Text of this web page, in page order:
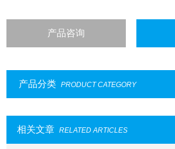
产品咨询
产品分类 PRODUCT CATEGORY
相关文章 RELATED ARTICLES